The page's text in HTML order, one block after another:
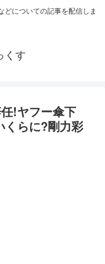
についての記事を配信しま
くす
!ヤフー傘下
くらに?剛力彩